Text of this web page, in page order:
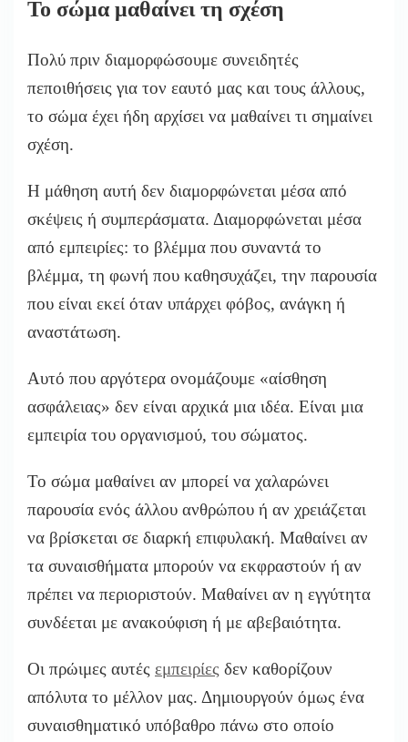
Το σώμα μαθαίνει τη σχέση
Πολύ πριν διαμορφώσουμε συνειδητές
πεποιθήσεις για τον εαυτό μας και τους άλλους,
το σώμα έχει ήδη αρχίσει να μαθαίνει τι σημαίνει
σχέση.
Η μάθηση αυτή δεν διαμορφώνεται μέσα από
σκέψεις ή συμπεράσματα. Διαμορφώνεται μέσα
από εμπειρίες: το βλέμμα που συναντά το
βλέμμα, τη φωνή που καθησυχάζει, την παρουσία
που είναι εκεί όταν υπάρχει φόβος, ανάγκη ή
αναστάτωση.
Αυτό που αργότερα ονομάζουμε «αίσθηση
ασφάλειας» δεν είναι αρχικά μια ιδέα. Είναι μια
εμπειρία του οργανισμού, του σώματος.
Το σώμα μαθαίνει αν μπορεί να χαλαρώνει
παρουσία ενός άλλου ανθρώπου ή αν χρειάζεται
να βρίσκεται σε διαρκή επιφυλακή. Μαθαίνει αν
τα συναισθήματα μπορούν να εκφραστούν ή αν
πρέπει να περιοριστούν. Μαθαίνει αν η εγγύτητα
συνδέεται με ανακούφιση ή με αβεβαιότητα.
Οι πρώιμες αυτές εμπειρίες δεν καθορίζουν
απόλυτα το μέλλον μας. Δημιουργούν όμως ένα
συναισθηματικό υπόβαθρο πάνω στο οποίο